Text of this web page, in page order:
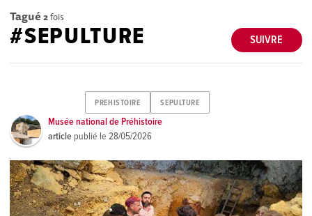
Tagué 2fois
SUIVRE
#SEPULTURE
PREHISTOIRE SEPULTURE
Musée national de Préhistoire
article publié le28/05/2026